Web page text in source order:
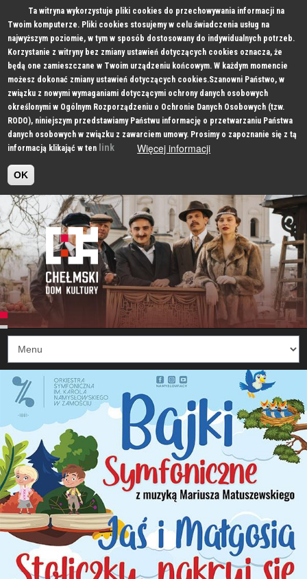
Ta witryna wykorzystuje pliki cookies do przechowywania informacji na
Twoim komputerze. Pliki cookies stosujemy w celu świadczenia usług na
najwyższym poziomie, w tym w sposób dostosowany do indywidualnych potrzeb.
Korzystanie z witryny bez zmiany ustawień dotyczących cookies oznacza, że
będą one zamieszczane w Twoim urządzeniu końcowym. W każdym momencie
możesz dokonać zmiany ustawień dotyczących cookies.Szanowni Państwo, w
związku z nowymi wymaganiami dotyczącymi ochrony danych osobowych
określonymi w Ogólnym Rozporządzeniu o Ochronie Danych Osobowych (tzw.
RODO), niniejszym przedstawiamy Państwu informację o przetwarzaniu Państwa
danych osobowych w związku z zawarciem umowy. Prosimy o zapoznanie się z tą
informacją klikająć w ten link Więcej informacji
OK